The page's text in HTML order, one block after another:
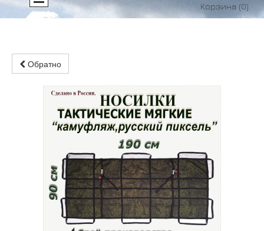
Корзина (0)
Обратно